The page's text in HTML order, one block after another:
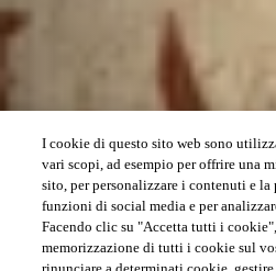
I cookie di questo sito web sono
vari scopi, ad esempio per offrire una
sito, per personalizzare i contenuti e
funzioni di social media e per
Facendo clic su "Accetta tutti i
memorizzazione di tutti i cookie sul